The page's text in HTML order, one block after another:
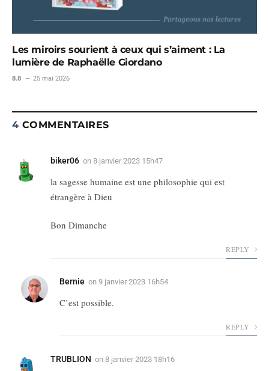
Les miroirs sourient à ceux qui s’aiment : La
lumière de Raphaëlle Giordano
8.8 25 mai 2026
4 COMMENTAIRES
biker06 on 8 janvier 2023 15h47
la sagesse humaine est une philosophie qui est
étrangère à Dieu
Bon Dimanche
REPLY
Bernie on 9 janvier 2023 16h54
C’est possible.
REPLY
TRUBLION on 8 janvier 2023 18h16